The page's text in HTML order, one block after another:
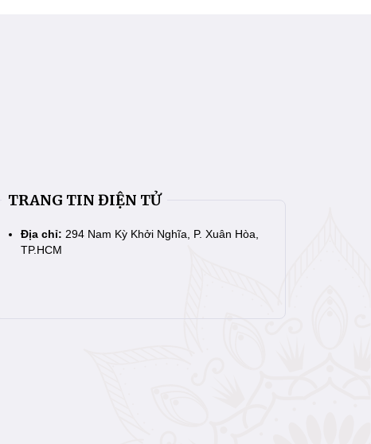
TRANG TIN ĐIỆN TỬ
Địa chỉ: 294 Nam Kỳ Khởi Nghĩa, P. Xuân Hòa,
TP.HCM